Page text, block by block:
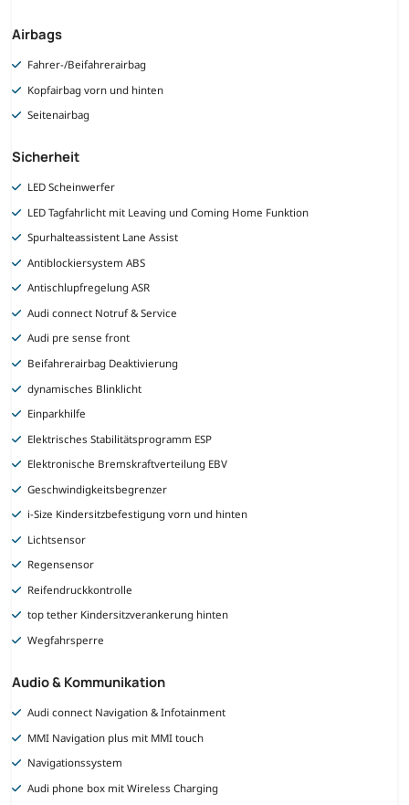
Airbags
Fahrer-/Beifahrerairbag
Kopfairbag vorn und hinten
Seitenairbag
Sicherheit
LED Scheinwerfer
LED Tagfahrlicht mit Leaving und Coming Home Funktion
Spurhalteassistent Lane Assist
Antiblockiersystem ABS
Antischlupfregelung ASR
Audi connect Notruf & Service
Audi pre sense front
Beifahrerairbag Deaktivierung
dynamisches Blinklicht
Einparkhilfe
Elektrisches Stabilitätsprogramm ESP
Elektronische Bremskraftverteilung EBV
Geschwindigkeitsbegrenzer
i-Size Kindersitzbefestigung vorn und hinten
Lichtsensor
Regensensor
Reifendruckkontrolle
top tether Kindersitzverankerung hinten
Wegfahrsperre
Audio & Kommunikation
Audi connect Navigation & Infotainment
MMI Navigation plus mit MMI touch
Navigationssystem
Audi phone box mit Wireless Charging